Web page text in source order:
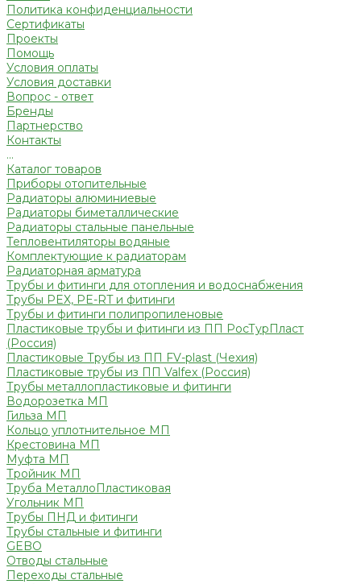
Политика конфиденциальности
Сертификаты
Проекты
Помощь
Условия оплаты
Условия доставки
Вопрос - ответ
Бренды
Партнерство
Контакты
...
Каталог товаров
Приборы отопительные
Радиаторы алюминиевые
Радиаторы биметаллические
Радиаторы стальные панельные
Тепловентиляторы водяные
Комплектующие к радиаторам
Радиаторная арматура
Трубы и фитинги для отопления и водоснабжения
Трубы PEX, PE-RT и фитинги
Трубы и фитинги полипропиленовые
Пластиковые трубы и фитинги из ПП РосТурПласт
(Россия)
Пластиковые Трубы из ПП FV-plast (Чехия)
Пластиковые трубы из ПП Valfex (Россия)
Трубы металлопластиковые и фитинги
Водорозетка МП
Гильза МП
Кольцо уплотнительное МП
Крестовина МП
Муфта МП
Тройник МП
Труба МеталлоПластиковая
Угольник МП
Трубы ПНД и фитинги
Трубы стальные и фитинги
GEBO
Отводы стальные
Переходы стальные